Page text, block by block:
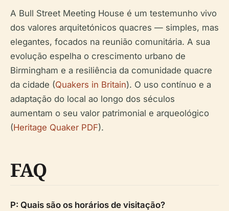
A Bull Street Meeting House é um testemunho vivo
dos valores arquitetónicos quacres — simples, mas
elegantes, focados na reunião comunitária. A sua
evolução espelha o crescimento urbano de
Birmingham e a resiliência da comunidade quacre
da cidade (Quakers in Britain). O uso contínuo e a
adaptação do local ao longo dos séculos
aumentam o seu valor patrimonial e arqueológico
(Heritage Quaker PDF).
FAQ
P: Quais são os horários de visitação?